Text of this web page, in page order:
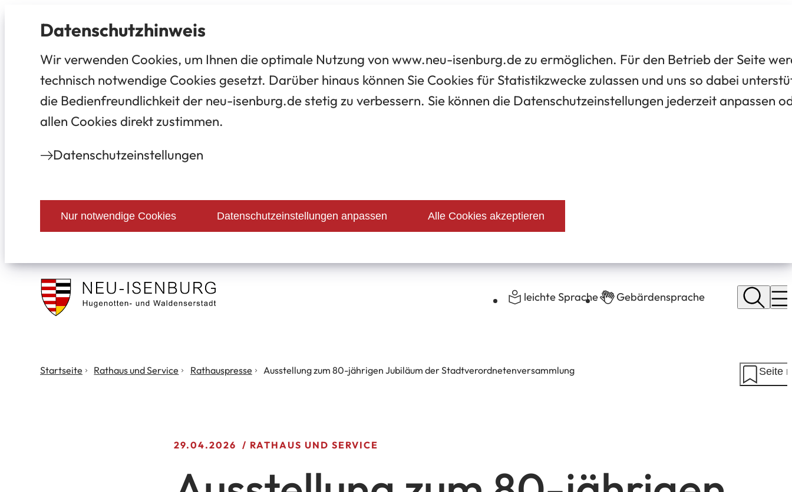
Datenschutz­hinweis
Wir verwenden Cookies, um Ihnen die optimale Nutzung von www.neu-isenburg.de zu ermöglichen. Für den Betrieb der Seite
technisch notwendige Cookies gesetzt. Darüber hinaus können Sie Cookies für Statistikzwecke zulassen und uns so dabei
die Bedienfreundlichkeit der neu-isenburg.de stetig zu verbessern. Sie können die Datenschutzeinstellungen jederzeit anpassen
allen Cookies direkt zustimmen.
Datenschutz­einstellungen
Nur notwendige Cookies Datenschutzeinstellungen anpassen Alle Cookies akzeptieren
Stadt
Isenburg
leichte Sprache Gebärdensprache
Startseite Rathaus und Service Rathauspresse Ausstellung zum 80-jährigen Jubiläum der Stadtverordnetenversammlung Seite
29.04.2026 RATHAUS UND SERVICE